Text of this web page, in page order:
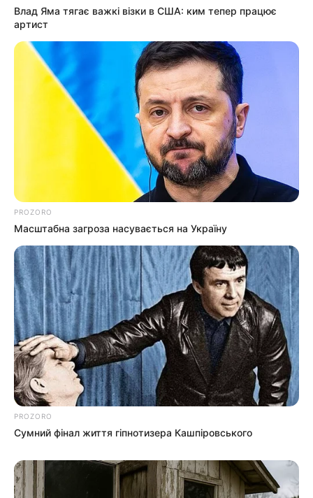
Влад Яма тягає важкі візки в США: ким тепер працює
артист
PROZORO
Масштабна загроза насувається на Україну
PROZORO
Сумний фінал життя гіпнотизера Кашпіровського